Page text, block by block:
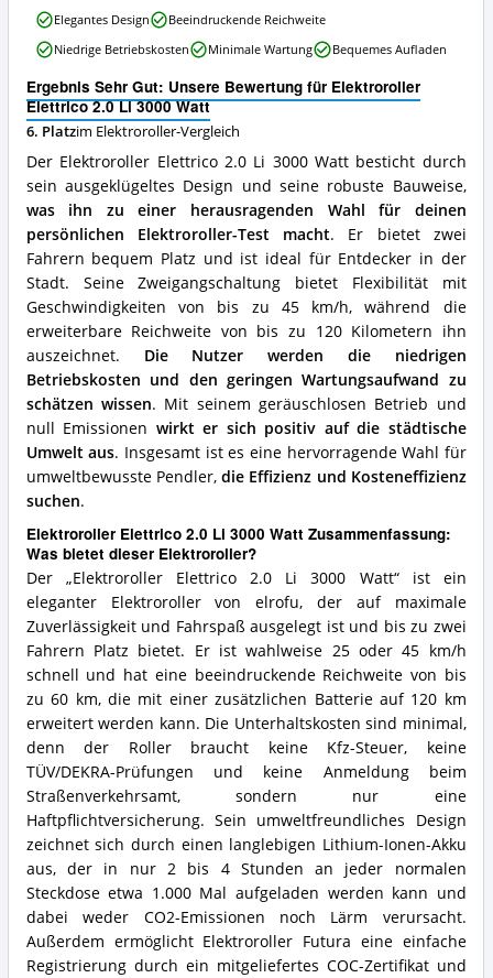
erhältlich?
Ergebnis Sehr Gut: Unsere Bewertung für Elektroroller
Elettrico 2.0 Li 3000 Watt
6. Platzim Elektroroller-Vergleich
Der Elektroroller Elettrico 2.0 Li 3000 Watt besticht durch
sein ausgeklügeltes Design und seine robuste Bauweise,
was ihn zu einer herausragenden Wahl für deinen
persönlichen Elektroroller-Test macht. Er bietet zwei
Fahrern bequem Platz und ist ideal für Entdecker in der
Stadt. Seine Zweigangschaltung bietet Flexibilität mit
Geschwindigkeiten von bis zu 45 km/h, während die
erweiterbare Reichweite von bis zu 120 Kilometern ihn
auszeichnet. Die Nutzer werden die niedrigen
Betriebskosten und den geringen Wartungsaufwand zu
schätzen wissen. Mit seinem geräuschlosen Betrieb und
null Emissionen wirkt er sich positiv auf die städtische
Umwelt aus. Insgesamt ist es eine hervorragende Wahl für
umweltbewusste Pendler,die Effizienz und Kosteneffizienz
suchen.
Elektroroller Elettrico 2.0 Li 3000 Watt Zusammenfassung:
Was bietet dieser Elektroroller?
Der „Elektroroller Elettrico 2.0 Li 3000 Watt“ ist ein
eleganter Elektroroller von elrofu, der auf maximale
Zuverlässigkeit und Fahrspaß ausgelegt ist und bis zu zwei
Fahrern Platz bietet. Er ist wahlweise 25 oder 45 km/h
schnell und hat eine beeindruckende Reichweite von bis
zu 60 km, die mit einer zusätzlichen Batterie auf 120 km
erweitert werden kann. Die Unterhaltskosten sind minimal,
denn der Roller braucht keine Kfz-Steuer, keine
TÜV/DEKRA-Prüfungen und keine Anmeldung beim
Straßenverkehrsamt, sondern nur eine
Haftpflichtversicherung. Sein umweltfreundliches Design
zeichnet sich durch einen langlebigen Lithium-Ionen-Akku
aus, der in nur 2 bis 4 Stunden an jeder normalen
Steckdose etwa 1.000 Mal aufgeladen werden kann und
dabei weder CO2-Emissionen noch Lärm verursacht.
Außerdem ermöglicht Elektroroller Futura eine einfache
Registrierung durch ein mitgeliefertes COC-Zertifikat und
Elektroroller
Elettrico
2.0
3000
Watt
Vorteile:
Was
spricht
für
diesen
Elektroroller?
Elegantes Design
Beeindruckende Reichweite
Niedrige Betriebskosten
Minimale Wartung Bequemes Aufladen